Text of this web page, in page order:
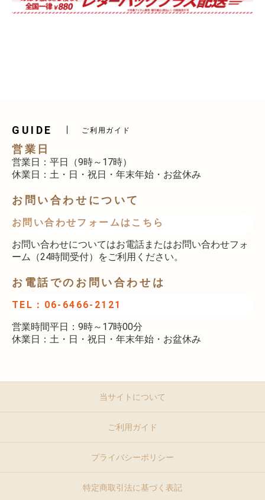
GUIDE ご利用ガイド
営業日
営業日：平日（9時～17時）
休業日：土・日・祝日・年末年始・お盆休み
お問い合わせについて
お問い合わせフォームはこちら
お問い合わせについてはお電話またはお問い合わせフォ
ーム（24時間受付）をご利用ください。
お電話でのお問い合わせは
TEL：06-6466-2121
営業時間平日：9時～17時00分
休業日：土・日・祝日・年末年始・お盆休み
当サイトについて
ご利用ガイド
プライバシーポリシー
特定商取引法に基づく表記